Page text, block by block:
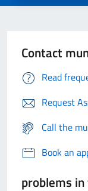
Contact
Read
Request
Call the
Book an
problems